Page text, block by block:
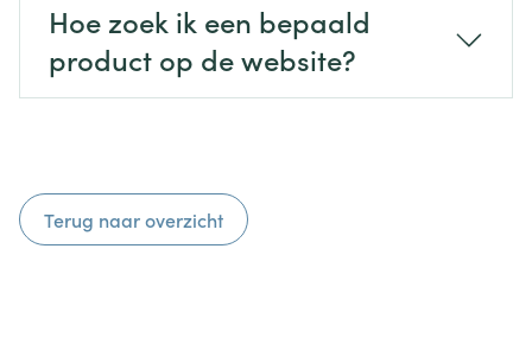
Hoe zoek ik een bepaald
product op de website?
Terug naar overzicht